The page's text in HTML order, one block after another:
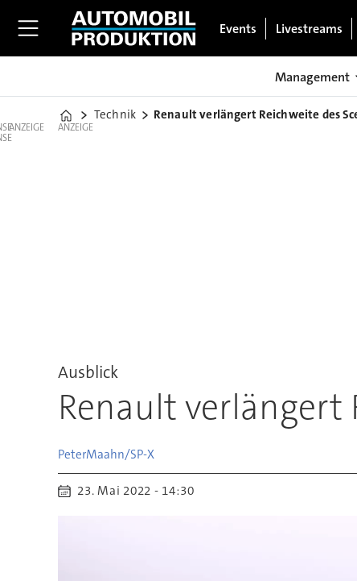
Events Livestreams
Management
Home
Technik Renault verlängert Reichweite des
ANZEIGE ANZEIGE
Ausblick
Renault verlängert
PeterMaahn/SP-X
23. Mai 2022 - 14:30